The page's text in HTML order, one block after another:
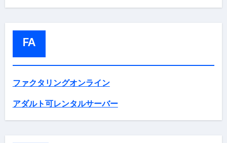
FA
ファクタリングオンライン
アダルト可レンタルサーバー